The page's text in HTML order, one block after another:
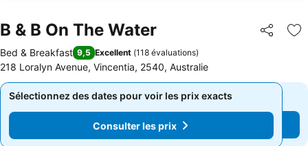
B & B On The Water Partager
Bed & Breakfast 9,5 Excellent (118 évaluations)
218 Loralyn Avenue, Vincentia, 2540, Australie
Sélectionnez des dates pour voir les prix exacts
Consulter les prix
Sélectionnez des dates pour voir les prix exacts
Consulter les prix